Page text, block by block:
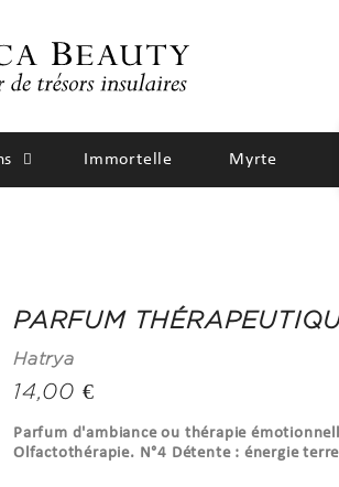
Immortelle Myrte
PARFUM
Hatrya
14,00 €
Parfum d'ambiance ou thérapie
Olfactothérapie. N°4 Détente : énergie terre